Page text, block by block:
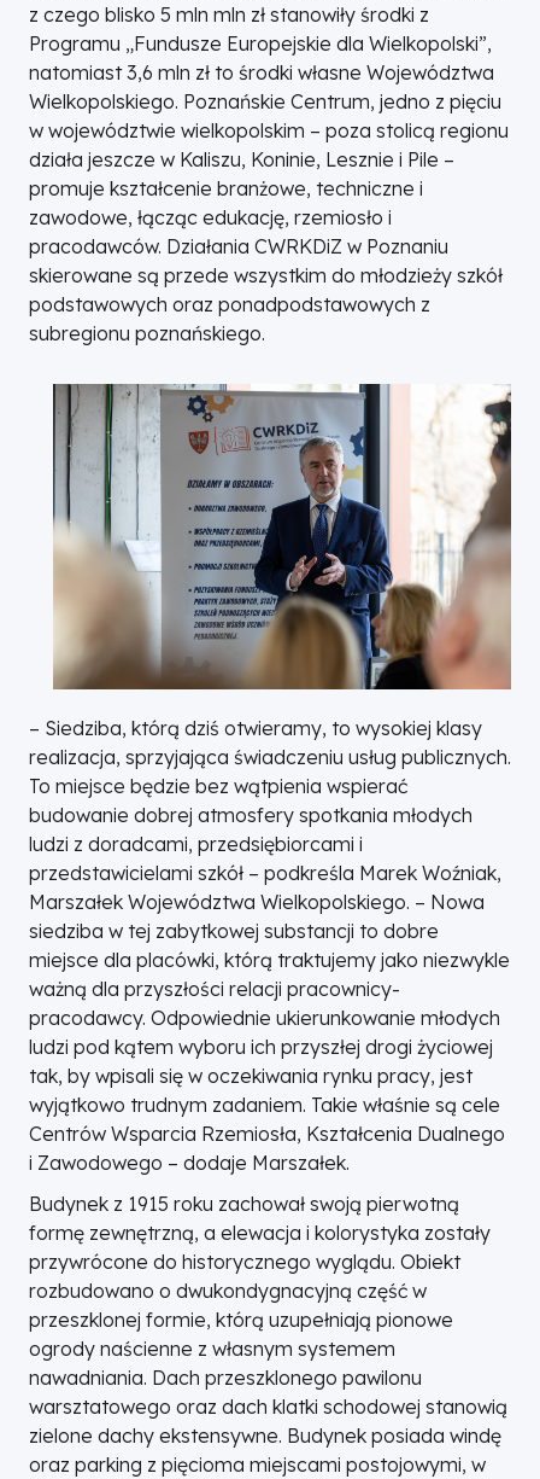
z czego blisko 5 mln mln zł stanowiły środki z
Programu „Fundusze Europejskie dla Wielkopolski”,
natomiast 3,6 mln zł to środki własne Województwa
Wielkopolskiego. Poznańskie Centrum, jedno z pięciu
w województwie wielkopolskim – poza stolicą regionu
działa jeszcze w Kaliszu, Koninie, Lesznie i Pile –
promuje kształcenie branżowe, techniczne i
zawodowe, łącząc edukację, rzemiosło i
pracodawców. Działania CWRKDiZ w Poznaniu
skierowane są przede wszystkim do młodzieży szkół
podstawowych oraz ponadpodstawowych z
subregionu poznańskiego.
– Siedziba, którą dziś otwieramy, to wysokiej klasy
realizacja, sprzyjająca świadczeniu usług publicznych.
To miejsce będzie bez wątpienia wspierać
budowanie dobrej atmosfery spotkania młodych
ludzi z doradcami, przedsiębiorcami i
przedstawicielami szkół – podkreśla Marek Woźniak,
Marszałek Województwa Wielkopolskiego. – Nowa
siedziba w tej zabytkowej substancji to dobre
miejsce dla placówki, którą traktujemy jako niezwykle
ważną dla przyszłości relacji pracownicy-
pracodawcy. Odpowiednie ukierunkowanie młodych
ludzi pod kątem wyboru ich przyszłej drogi życiowej
tak, by wpisali się w oczekiwania rynku pracy, jest
wyjątkowo trudnym zadaniem. Takie właśnie są cele
Centrów Wsparcia Rzemiosła, Kształcenia Dualnego
i Zawodowego – dodaje Marszałek.
Budynek z 1915 roku zachował swoją pierwotną
formę zewnętrzną, a elewacja i kolorystyka zostały
przywrócone do historycznego wyglądu. Obiekt
rozbudowano o dwukondygnacyjną część w
przeszklonej formie, którą uzupełniają pionowe
ogrody naścienne z własnym systemem
nawadniania. Dach przeszklonego pawilonu
warsztatowego oraz dach klatki schodowej stanowią
zielone dachy ekstensywne. Budynek posiada windę
oraz parking z pięcioma miejscami postojowymi, w